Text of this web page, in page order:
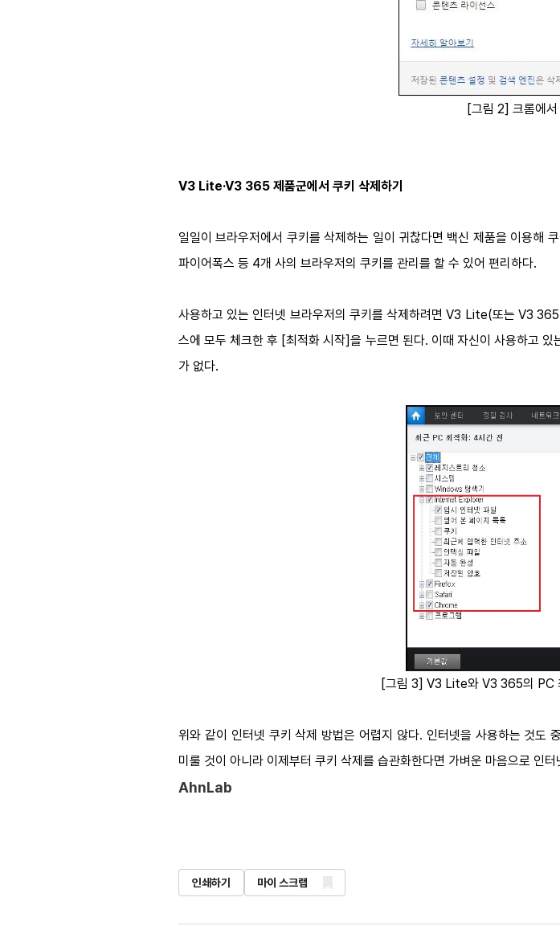
[그림 2] 크롬에
V3 Lite·V3 365 제품군에서 쿠키 삭제하기
일일이 브라우저에서 쿠키를 삭제하는 일이 귀찮다면 백신 제품을 이용
파이어폭스 등 4개 사의 브라우저의 쿠키를 관리를 할 수 있어 편리하다.
사용하고 있는 인터넷 브라우저의 쿠키를 삭제하려면 V3 Lite(또는 V3
스에 모두 체크한 후 [최적화 시작]을 누르면 된다. 이때 자신이 사용하고
가 없다.
[그림 3] V3 Lite와 V3 365의 PC
위와 같이 인터넷 쿠키 삭제 방법은 어렵지 않다. 인터넷을 사용하는 것도
미룰 것이 아니라 이제부터 쿠키 삭제를 습관화한다면 가벼운 마음으로 인
AhnLab
인쇄하기 마이 스크랩